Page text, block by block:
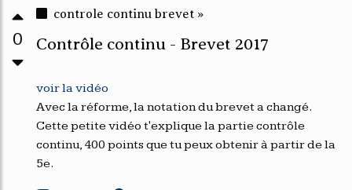
0
controle continu brevet »
Contrôle continu - Brevet 2017
voir la vidéo
Avec la réforme, la notation du brevet a changé.
Cette petite vidéo t'explique la partie contrôle
continu, 400 points que tu peux obtenir à partir de la
5e.